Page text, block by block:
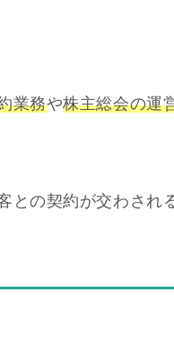
業務や株主総会の運
との契約が交わさ